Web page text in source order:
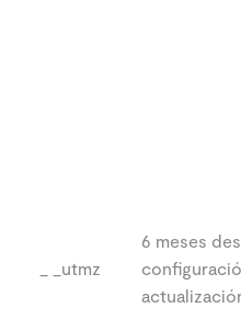
_ _utmz
6 meses